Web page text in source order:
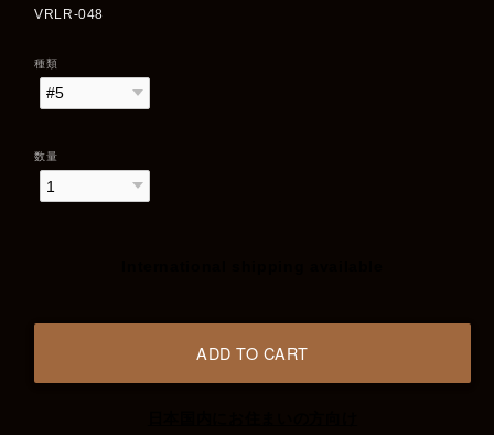
VRLR-048
種類
数量
ADD TO CART